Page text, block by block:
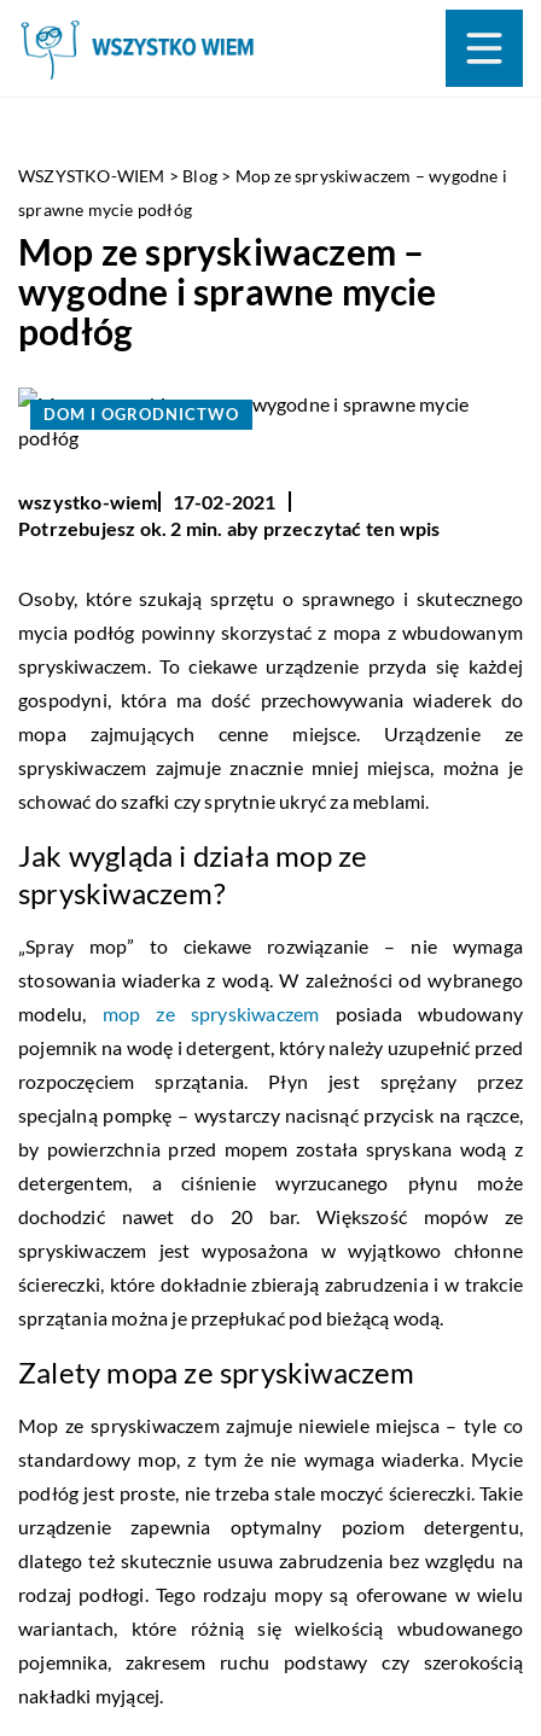
WSZYSTKO-WIEM > Blog > Mop ze spryskiwaczem – wygodne i
sprawne mycie podłóg
Mop ze spryskiwaczem –
wygodne i sprawne mycie
podłóg
DOM I OGRODNICTWO
wszystko-wiem
17-02-2021
Potrzebujesz ok. 2 min. aby przeczytać ten wpis
Osoby, które szukają sprzętu o sprawnego i skutecznego
mycia podłóg powinny skorzystać z mopa z wbudowanym
spryskiwaczem. To ciekawe urządzenie przyda się każdej
gospodyni, która ma dość przechowywania wiaderek do
mopa zajmujących cenne miejsce. Urządzenie ze
spryskiwaczem zajmuje znacznie mniej miejsca, można je
schować do szafki czy sprytnie ukryć za meblami.
Jak wygląda i działa mop ze
spryskiwaczem?
„Spray mop” to ciekawe rozwiązanie – nie wymaga
stosowania wiaderka z wodą. W zależności od wybranego
modelu, mop ze spryskiwaczem posiada wbudowany
pojemnik na wodę i detergent, który należy uzupełnić przed
rozpoczęciem sprzątania. Płyn jest sprężany przez
specjalną pompkę – wystarczy nacisnąć przycisk na rączce,
by powierzchnia przed mopem została spryskana wodą z
detergentem, a ciśnienie wyrzucanego płynu może
dochodzić nawet do 20 bar. Większość mopów ze
spryskiwaczem jest wyposażona w wyjątkowo chłonne
ściereczki, które dokładnie zbierają zabrudzenia i w trakcie
sprzątania można je przepłukać pod bieżącą wodą.
Zalety mopa ze spryskiwaczem
Mop ze spryskiwaczem zajmuje niewiele miejsca – tyle co
standardowy mop, z tym że nie wymaga wiaderka. Mycie
podłóg jest proste, nie trzeba stale moczyć ściereczki. Takie
urządzenie zapewnia optymalny poziom detergentu,
dlatego też skutecznie usuwa zabrudzenia bez względu na
rodzaj podłogi. Tego rodzaju mopy są oferowane w wielu
wariantach, które różnią się wielkością wbudowanego
pojemnika, zakresem ruchu podstawy czy szerokością
nakładki myjącej.